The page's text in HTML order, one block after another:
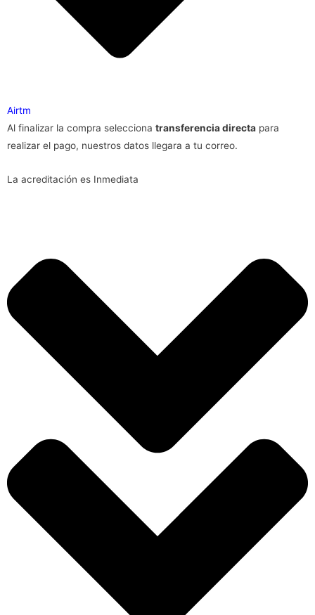
Airtm
Al finalizar la compra selecciona transferencia directa para
realizar el pago, nuestros datos llegara a tu correo.
La acreditación es Inmediata